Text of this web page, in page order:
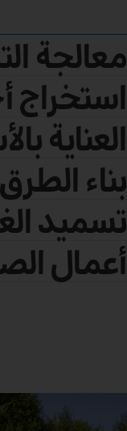
معالجة
العناية
بناء
تسميد
أعمال